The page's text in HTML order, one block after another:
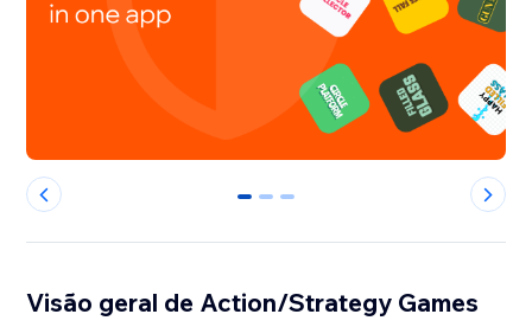
0 1 2
Visão geral de Action/Strategy Games